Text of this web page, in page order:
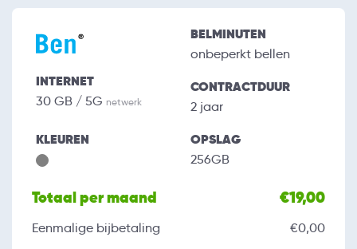
INTERNET
30 GB / 5G netwerk
BELMINUTEN
onbeperkt bellen
CONTRACTDUUR
2 jaar
KLEUREN OPSLAG
256GB
Totaal per maand €19,00
Eenmalige bijbetaling €0,00